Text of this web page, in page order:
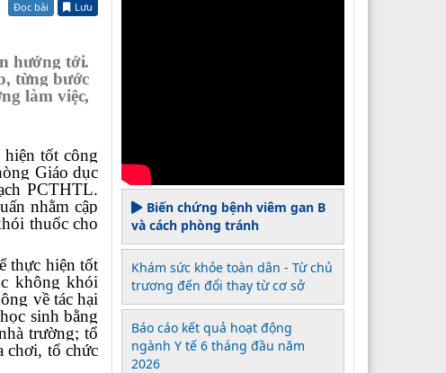
Đọc bài Lưu
hướng tới.
từng bước
làm việc,
hiện tốt công
Giáo dục
PCTHTL.
nhằm cập
thuốc cho
thực hiện tốt
không khói
về tác hại
sinh bằng
trường; tổ
chơi, tổ chức
Biến chứng bệnh viêm gan B
và cách phòng tránh
Khám sức khỏe toàn dân - Từ chủ
trương đến đổi thay từ cơ sở
Báo cáo kết quả hoạt động
ngành Y tế 6 tháng đầu năm
2026